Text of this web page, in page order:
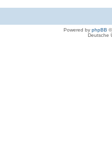
Powered by phpBB
Deutsche